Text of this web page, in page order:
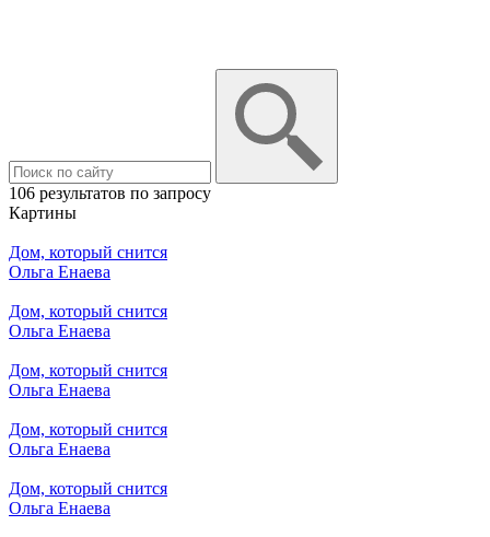
106 результатов по запросу
Картины
Дом, который снится
Ольга Енаева
Дом, который снится
Ольга Енаева
Дом, который снится
Ольга Енаева
Дом, который снится
Ольга Енаева
Дом, который снится
Ольга Енаева